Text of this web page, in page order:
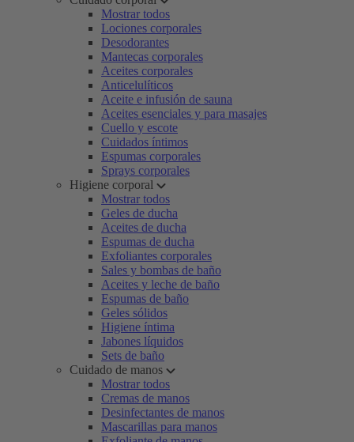
Mostrar todos
Lociones corporales
Desodorantes
Mantecas corporales
Aceites corporales
Anticelulíticos
Aceite e infusión de sauna
Aceites esenciales y para masajes
Cuello y escote
Cuidados íntimos
Espumas corporales
Sprays corporales
Higiene corporal
Mostrar todos
Geles de ducha
Aceites de ducha
Espumas de ducha
Exfoliantes corporales
Sales y bombas de baño
Aceites y leche de baño
Espumas de baño
Geles sólidos
Higiene íntima
Jabones líquidos
Sets de baño
Cuidado de manos
Mostrar todos
Cremas de manos
Desinfectantes de manos
Mascarillas para manos